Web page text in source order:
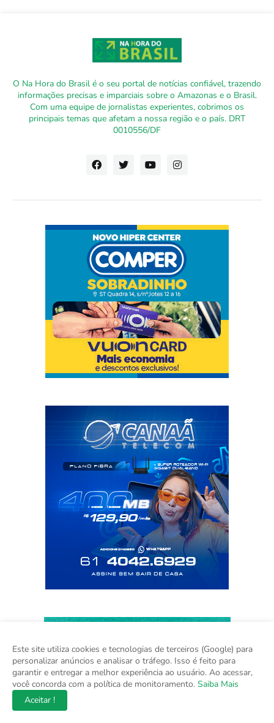
O Na Hora do Brasil é o seu portal de notícias confiável, trazendo
informações precisas e imparciais sobre o Amazonas e o Brasil.
Com uma equipe de jornalistas experientes, cobrimos os
principais temas que afetam a nossa região e o país. DRT
0010556/DF
Este site utiliza cookies e tecnologias de terceiros (Google) para
personalizar anúncios e analisar o tráfego. Isso é feito para
garantir e entregar a melhor experiência ao usuário. Ao acessar,
você concorda com a política de monitoramento. Saiba Mais
Aceitar !